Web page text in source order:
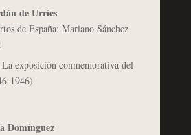
de Urríes
de España: Mariano Sánchez
exposición conmemorativa del
1946)
Domínguez